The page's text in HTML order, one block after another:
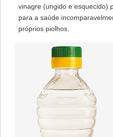
vinagre (ungido e esquecido)
para a saúde
próprios piolhos.